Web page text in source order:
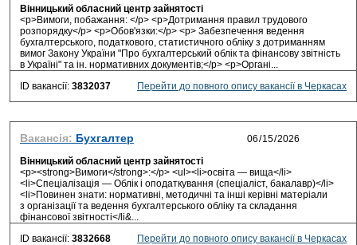
Вінницький обласний центр зайнятості
<p>Вимоги, побажання: </p> <p>Дотримання правил трудового
розпорядку</p> <p>Обов'язки:</p> <p> Забезпечення ведення
бухгалтерського, податкового, статистичного обліку з дотриманням
вимог Закону України "Про бухгалтерський облік та фінансову звітність
в Україні" та ін. нормативних документів;</p> <p>Органі...
ID вакансії: 3832037 Перейти до повного опису вакансії в Черкасах
Вакансія: Бухгалтер
Вінницький обласний центр зайнятості
<p><strong>Вимоги</strong>:</p> <ul><li>освіта — вища</li>
<li>Спеціалізація — Облік і оподаткування (спеціаліст, бакалавр)</li>
<li>Повинен знати: нормативні, методичні та інші керівні матеріали
з організації та ведення бухгалтерського обліку та складання
фінансової звітності</li&...
ID вакансії: 3832668 Перейти до повного опису вакансії в Черкасах